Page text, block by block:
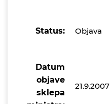
Status: Objava
Datum
objave
sklepa
21.9.2007